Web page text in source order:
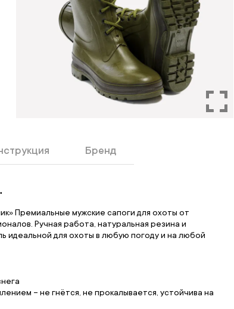
Бренд
Премиальные мужские сапоги для охоты от
Ручная работа, натуральная резина и
идеальной для охоты в любую погоду и на любой
– не гнётся, не прокалывается, устойчива на